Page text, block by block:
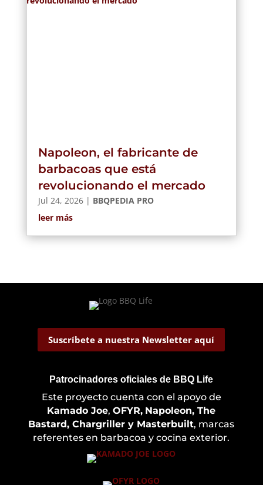
Napoleon, el fabricante de
barbacoas que está
revolucionando el mercado
Jul 24, 2026| BBQPEDIA PRO
leer más
Suscríbete a nuestra Newsletter aquí
Patrocinadores oficiales de BBQ Life
Este proyecto cuenta con el apoyo de
Kamado Joe,OFYR, Napoleon, The
Bastard, Chargriller y Masterbuilt, marcas
referentes en barbacoa y cocina exterior.